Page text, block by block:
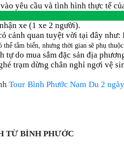
yêu cầu và tình hình thực tế
xe (1 xe 2 người).
cảnh quan tuyệt vời tại đây
tắm biển, nhưng thời gian sẽ phụ
do mua sắm đặc sản địa
trạm dừng chân nghỉ ngơi vệ
Tour Bình Phước Nam Du 2
TỪ BÌNH PHƯỚC